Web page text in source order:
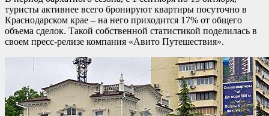
туристы активнее всего бронируют квартиры посуточно в
Краснодарском крае – на него приходится 17% от общего
объема сделок. Такой собственной статистикой поделилась в
своем пресс-релизе компания «Авито Путешествия».